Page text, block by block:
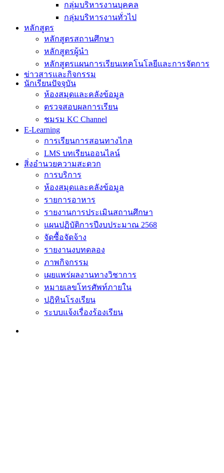
กลุ่มบริหารงานบุคคล
กลุ่มบริหารงานทั่วไป
หลักสูตร
หลักสูตรสถานศึกษา
หลักสูตรผู้นำ
หลักสูตรแผนการเรียนเทคโนโลยีและการจัดการ
ข่าวสารและกิจกรรม
นักเรียนปัจจุบัน
ห้องสมุดและคลังข้อมูล
ตรวจสอบผลการเรียน
ชมรม KC Channel
E-Learning
การเรียนการสอนทางไกล
LMS บทเรียนออนไลน์
สิ่งอำนวยความสะดวก
การบริการ
ห้องสมุดและคลังข้อมูล
รายการอาหาร
รายงานการประเมินสถานศึกษา
แผนปฏิบัติการปีงบประมาณ 2568
จัดซื้อจัดจ้าง
รายงานงบทดลอง
ภาพกิจกรรม
เผยแพร่ผลงานทางวิชาการ
หมายเลขโทรศัพท์ภายใน
ปฎิทินโรงเรียน
ระบบแจ้งเรื่องร้องเรียน